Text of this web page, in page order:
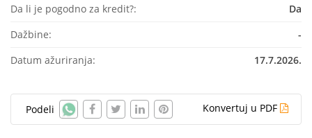
Da li je pogodno za kredit?:
Da
Dažbine:
-
Datum ažuriranja:
17.7.2026.
Podeli Konvertuj u PDF